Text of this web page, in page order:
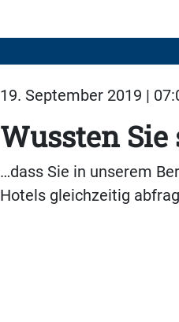
19. September 2019 |
Wussten Sie
…dass Sie in unserem
Hotels gleichzeitig